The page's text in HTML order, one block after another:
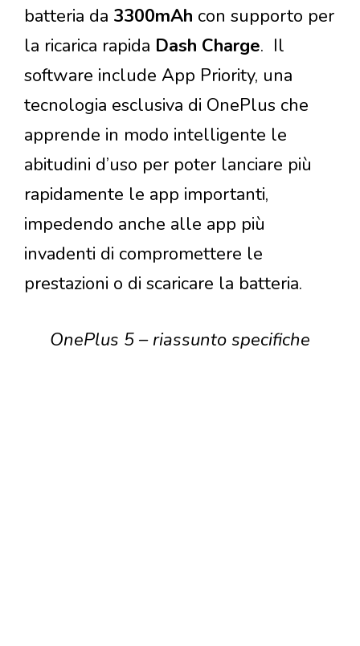
batteria da 3300mAh con supporto per
la ricarica rapida Dash Charge. Il
software include App Priority, una
tecnologia esclusiva di OnePlus che
apprende in modo intelligente le
abitudini d’uso per poter lanciare più
rapidamente le app importanti,
impedendo anche alle app più
invadenti di compromettere le
prestazioni o di scaricare la batteria.
OnePlus 5 – riassunto specifiche